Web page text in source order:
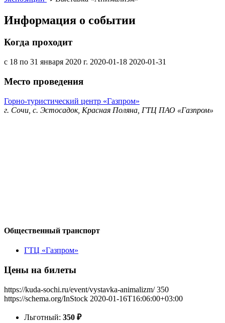
Информация о событии
Когда проходит
с 18 по 31 января 2020 г. 2020-01-18 2020-01-31
Место проведения
Горно-туристический центр «Газпром»
г. Сочи, с. Эстосадок, Красная Поляна, ГТЦ ПАО «Газпром»
Общественный транспорт
ГТЦ «Газпром»
Цены на билеты
https://kuda-sochi.ru/event/vystavka-animalizm/ 350
https://schema.org/InStock 2020-01-16T16:06:00+03:00
Льготный: 350 ₽